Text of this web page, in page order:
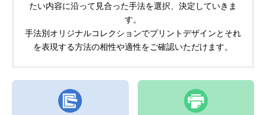
たい内容に沿って見合った手法を選択、決定していきま
す。
手法別オリジナルコレクションでプリントデザインとそれ
を表現する方法の相性や適性をご確認いただけます。